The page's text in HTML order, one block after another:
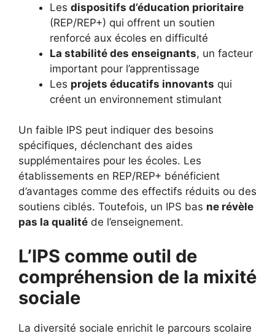
Les dispositifs d’éducation prioritaire
(REP/REP+) qui offrent un soutien
renforcé aux écoles en difficulté
La stabilité des enseignants, un facteur
important pour l’apprentissage
Les projets éducatifs innovants qui
créent un environnement stimulant
Un faible IPS peut indiquer des besoins
spécifiques, déclenchant des aides
supplémentaires pour les écoles. Les
établissements en REP/REP+ bénéficient
d’avantages comme des effectifs réduits ou des
soutiens ciblés. Toutefois, un IPS bas ne révèle
pas la qualité de l’enseignement.
L’IPS comme outil de
compréhension de la mixité
sociale
La diversité sociale enrichit le parcours scolaire